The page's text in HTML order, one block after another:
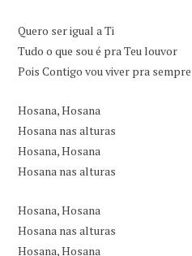
Quero ser igual a Ti
Tudo o que sou é pra Teu louvor
Pois Contigo vou viver pra sempre
Hosana, Hosana
Hosana nas alturas
Hosana, Hosana
Hosana nas alturas
Hosana, Hosana
Hosana nas alturas
Hosana, Hosana